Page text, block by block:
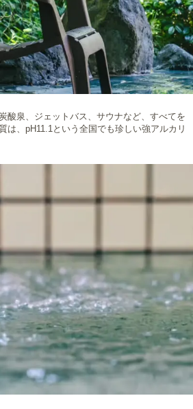
酸泉、ジェットバス、サウナなど、すべてを
は、pH11.1という全国でも珍しい強アルカリ